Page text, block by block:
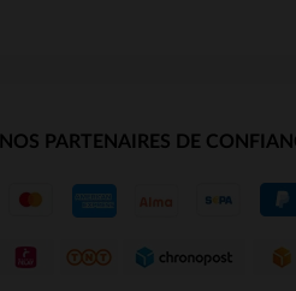
NOS PARTENAIRES DE